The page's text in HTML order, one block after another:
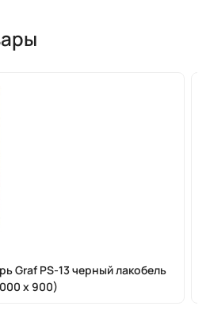
Graf PS-13 черный лакобель
х 900)